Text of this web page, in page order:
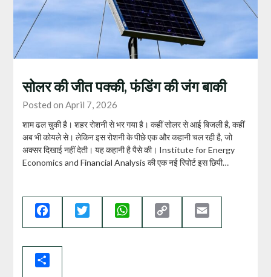
सोलर की जीत पक्की, फंडिंग की जंग बाकी
Posted on April 7, 2026
शाम ढल चुकी है। शहर रोशनी से भर गया है। कहीं सोलर से आई बिजली है, कहीं
अब भी कोयले से। लेकिन इस रोशनी के पीछे एक और कहानी चल रही है, जो
अक्सर दिखाई नहीं देती। यह कहानी है पैसे की। Institute for Energy
Economics and Financial Analysis की एक नई रिपोर्ट इस छिपी…
Facebook Twitter WhatsApp
Link